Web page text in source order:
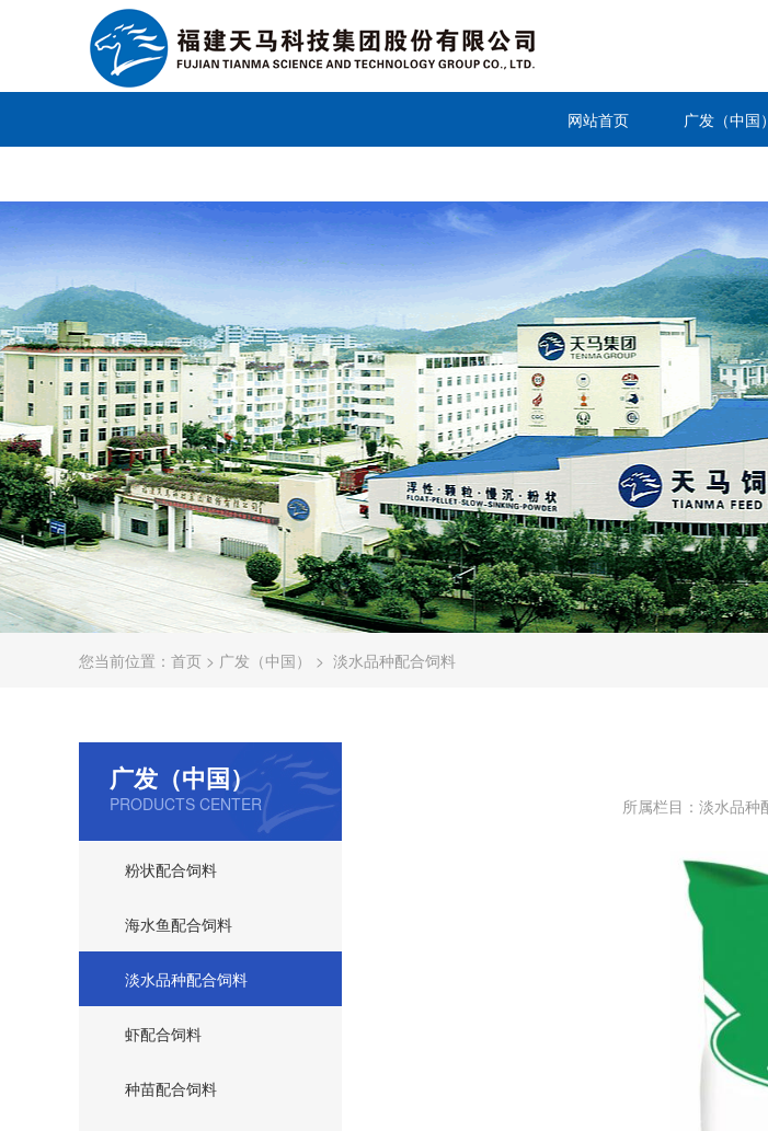
网站首页 广发（中国）
您当前位置： 首页 > 广发（中国） > 淡水品种配合饲料
广发（中国）
PRODUCTS CENTER
粉状配合饲料
海水鱼配合饲料
淡水品种配合饲料
虾配合饲料
种苗配合饲料
所属栏目：淡水品种